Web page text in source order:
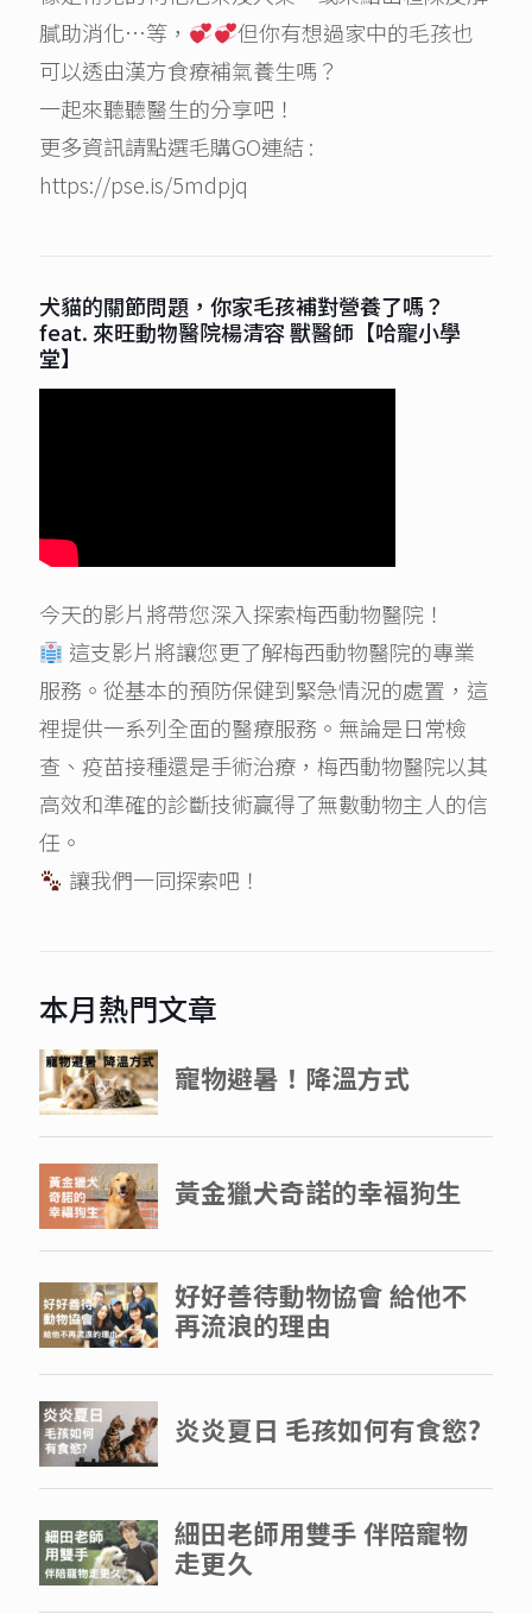
膩助消化…等，
但你有想過家中的毛孩也
可以透由漢方食療補氣養生嗎？
一起來聽聽醫生的分享吧！
更多資訊請點選毛購GO連結 :
https://pse.is/5mdpjq
犬貓的關節問題，你家毛孩補對營養了嗎？
feat. 來旺動物醫院楊清容 獸醫師【哈寵小學
堂】
今天的影片將帶您深入探索梅西動物醫院！
這支影片將讓您更了解梅西動物醫院的專業
服務。從基本的預防保健到緊急情況的處置，這
裡提供一系列全面的醫療服務。無論是日常檢
查、疫苗接種還是手術治療，梅西動物醫院以其
高效和準確的診斷技術贏得了無數動物主人的信
任。
讓我們一同探索吧！
本月熱門文章